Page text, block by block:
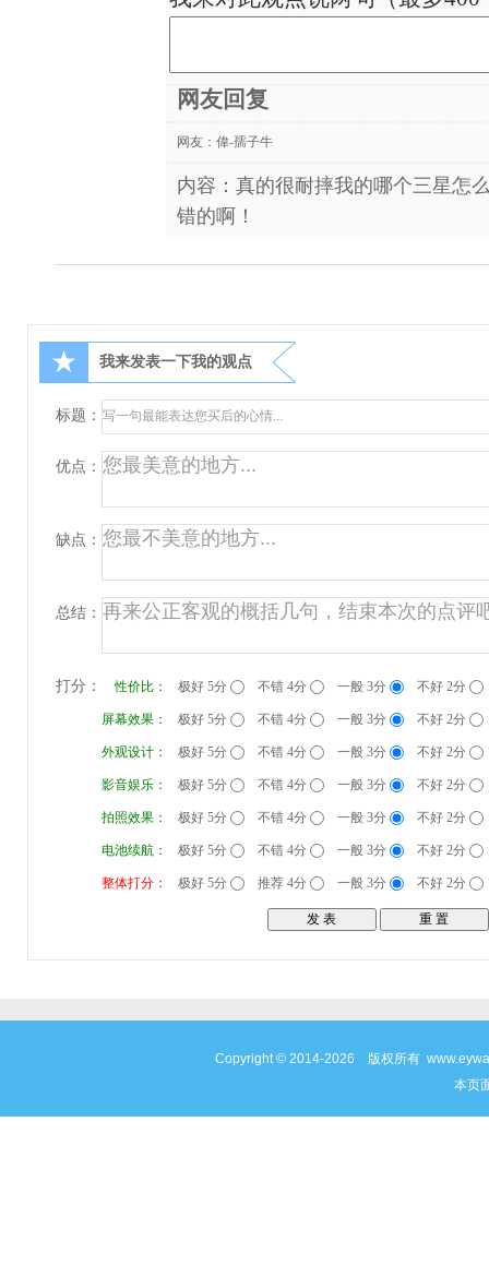
网友回复
网友： 偉-孺子牛
内容：真的很耐摔我的哪个三星怎
错的啊！
★ 我来发表一下我的观点
标题：
优点：
缺点：
总结：
打分： 性价比： 极好 5分 不错 4分 一般 3分 不好 2分
屏幕效果： 极好 5分 不错 4分 一般 3分 不好 2分
外观设计： 极好 5分 不错 4分 一般 3分 不好 2分
影音娱乐： 极好 5分 不错 4分 一般 3分 不好 2分
拍照效果： 极好 5分 不错 4分 一般 3分 不好 2分
电池续航： 极好 5分 不错 4分 一般 3分 不好 2分
整体打分： 极好 5分 推荐 4分 一般 3分 不好 2分
Copyright © 2014-2026 版权所有
本页